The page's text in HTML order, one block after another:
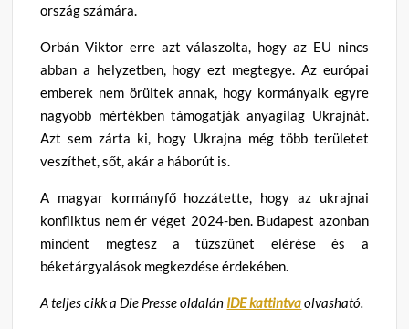
ország számára.
Orbán Viktor erre azt válaszolta, hogy az EU nincs
abban a helyzetben, hogy ezt megtegye. Az európai
emberek nem örültek annak, hogy kormányaik egyre
nagyobb mértékben támogatják anyagilag Ukrajnát.
Azt sem zárta ki, hogy Ukrajna még több területet
veszíthet, sőt, akár a háborút is.
A magyar kormányfő hozzátette, hogy az ukrajnai
konfliktus nem ér véget 2024-ben. Budapest azonban
mindent megtesz a tűzszünet elérése és a
béketárgyalások megkezdése érdekében.
A teljes cikk a Die Presse oldalán IDE kattintvaolvasható.